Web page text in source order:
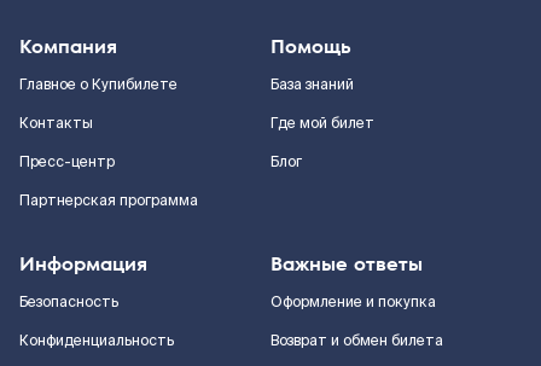
Компания
Главное о Купибилете
Контакты
Пресс-центр
Партнерская программа
Помощь
База знаний
Где мой билет
Блог
Информация
Безопасность
Конфиденциальность
Важные ответы
Оформление и покупка
Возврат и обмен билета